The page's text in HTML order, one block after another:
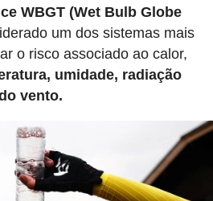
WBGT (Wet Bulb Globe
um dos sistemas mais
o risco associado ao calor,
umidade, radiação
vento.